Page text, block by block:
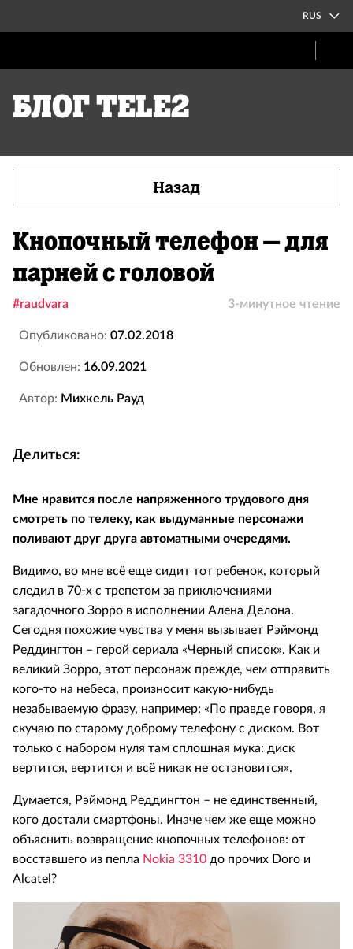
RUS
Блог Tele2
Назад
Кнопочный телефон – для
парней с головой
#raudvara 3-минутное чтение
Опубликовано: 07.02.2018
Обновлен: 16.09.2021
Автор: Михкель Рауд
Делиться:
Мне нравится после напряженного трудового дня
смотреть по телеку, как выдуманные персонажи
поливают друг друга автоматными очередями.
Видимо, во мне всё еще сидит тот ребенок, который
следил в 70-х с трепетом за приключениями
загадочного Зорро в исполнении Алена Делона.
Сегодня похожие чувства у меня вызывает Рэймонд
Реддингтон – герой сериала «Черный список». Как и
великий Зорро, этот персонаж прежде, чем отправить
кого-то на небеса, произносит какую-нибудь
незабываемую фразу, например: «По правде говоря, я
скучаю по старому доброму телефону с диском. Вот
только с набором нуля там сплошная мука: диск
вертится, вертится и всё никак не остановится».
Думается, Рэймонд Реддингтон – не единственный,
кого достали смартфоны. Иначе чем же еще можно
объяснить возвращение кнопочных телефонов: от
восставшего из пепла Nokia 3310 до прочих Doro и
Alcatel?